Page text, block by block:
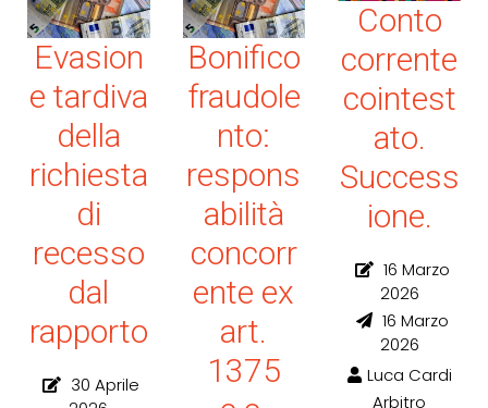
Evasion
e tardiva
della
richiesta
di
recesso
dal
rapporto
30 Aprile
Bonifico
fraudole
nto:
respons
abilità
concorr
ente ex
art.
1375
Conto
corrente
cointest
ato.
Success
ione.
16 Marzo
2026
16 Marzo
2026
Luca Cardi
Arbitro